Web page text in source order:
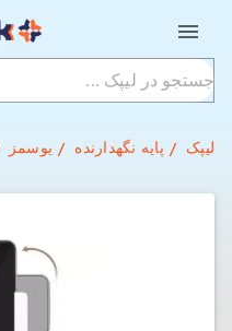
لیپک پایه نگهدارنده یوسمز